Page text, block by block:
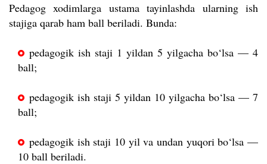
Pedagog xodimlarga ustama tayinlashda ularning ish
stajiga qarab ham ball beriladi. Bunda:
pedagogik ish staji 1 yildan 5 yilgacha bo‘lsa — 4
ball;
pedagogik ish staji 5 yildan 10 yilgacha bo‘lsa — 7
ball;
pedagogik ish staji 10 yil va undan yuqori bo‘lsa —
10 ball beriladi.